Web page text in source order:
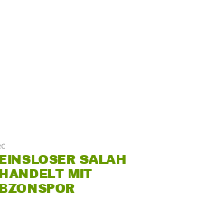
SALAH
MIT